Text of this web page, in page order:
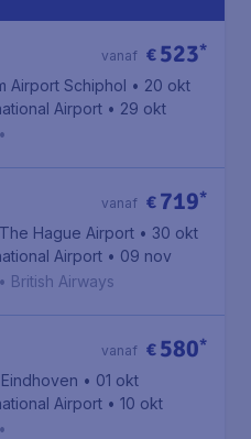
€ 523*
vanaf
Airport Schiphol • 20 okt
Airport • 29 okt
•
€ 719*
vanaf
Hague Airport • 30 okt
Airport • 09 nov
• British Airways
€ 580*
vanaf
• 01 okt
Airport • 10 okt
•